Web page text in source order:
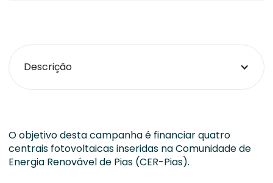
Descrição
O objetivo desta campanha é financiar quatro
centrais fotovoltaicas inseridas na Comunidade de
Energia Renovável de Pias (CER-Pias).